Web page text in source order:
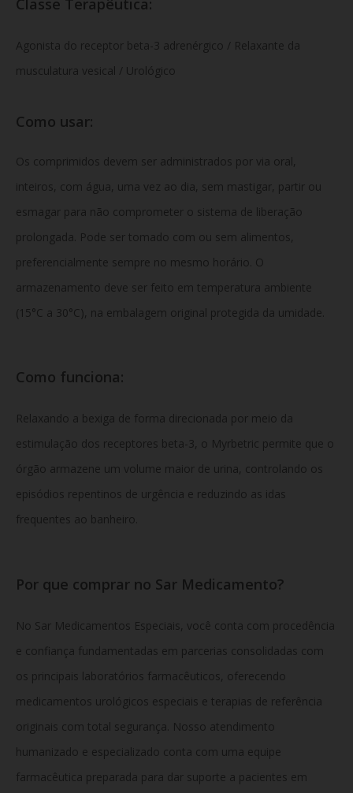
Agonista do receptor beta-3 adrenérgico / Relaxante da
musculatura vesical / Urológico
Como usar:
Os comprimidos devem ser administrados por via oral,
inteiros, com água, uma vez ao dia, sem mastigar, partir ou
esmagar para não comprometer o sistema de liberação
prolongada. Pode ser tomado com ou sem alimentos,
preferencialmente sempre no mesmo horário. O
armazenamento deve ser feito em temperatura ambiente
(15°C a 30°C), na embalagem original protegida da umidade.
Como funciona:
Relaxando a bexiga de forma direcionada por meio da
estimulação dos receptores beta-3, o Myrbetric permite que o
órgão armazene um volume maior de urina, controlando os
episódios repentinos de urgência e reduzindo as idas
frequentes ao banheiro.
Por que comprar no Sar Medicamento?
No Sar Medicamentos Especiais, você conta com procedência
e confiança fundamentadas em parcerias consolidadas com
os principais laboratórios farmacêuticos, oferecendo
medicamentos urológicos especiais e terapias de referência
originais com total segurança. Nosso atendimento
humanizado e especializado conta com uma equipe
farmacêutica preparada para dar suporte a pacientes em